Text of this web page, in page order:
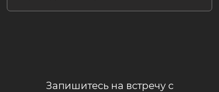
Запишитесь на встречу с